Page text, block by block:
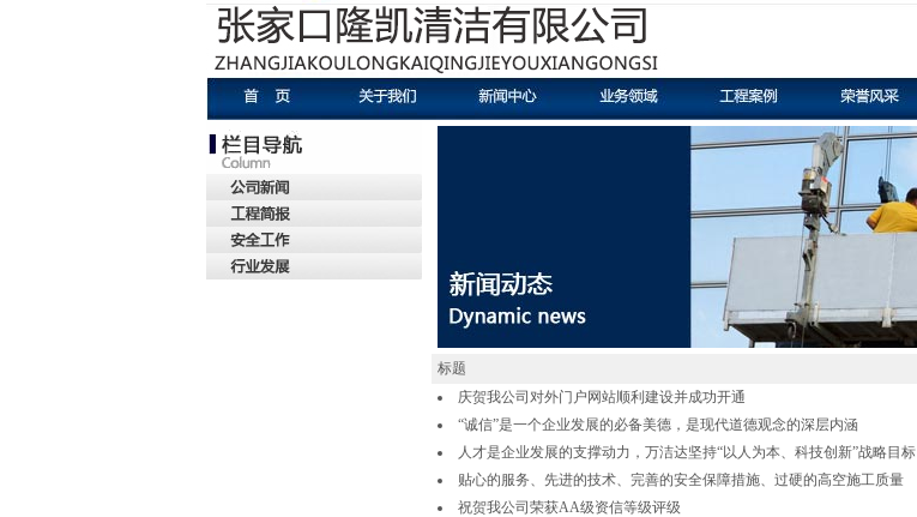
标题
庆贺我公司对外门户网站顺利建设并成功开通
“诚信”是一个企业发展的必备美德，是现代道德观念的深层内涵
人才是企业发展的支撑动力，万洁达坚持“以人为本、科技创新”战略目标
贴心的服务、先进的技术、完善的安全保障措施、过硬的高空施工质量
祝贺我公司荣获AA级资信等级评级